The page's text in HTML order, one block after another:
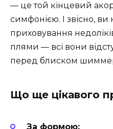
— це той кінцевий
симфонією. І звісно, ви
приховування
плями — всі вони
перед блиском
Що ще цікавого
За формою: